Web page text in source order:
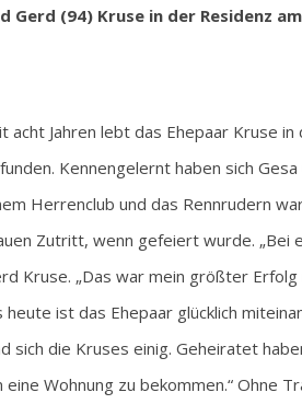
Gerd (94) Kruse in der Residenz
acht Jahren lebt das Ehepaar Kruse
Kennengelernt haben sich
Herrenclub und das Rennrudern
Zutritt, wenn gefeiert wurde. „Bei
Kruse. „Das war mein größter
heute ist das Ehepaar glücklich
sich die Kruses einig. Geheiratet
eine Wohnung zu bekommen.“ Ohne